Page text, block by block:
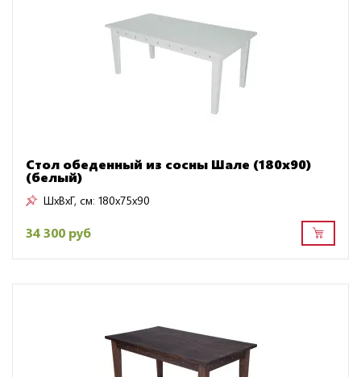
Стол обеденный из сосны Шале (180х90)
(белый)
ШxВxГ, см: 180x75x90
34 300 руб